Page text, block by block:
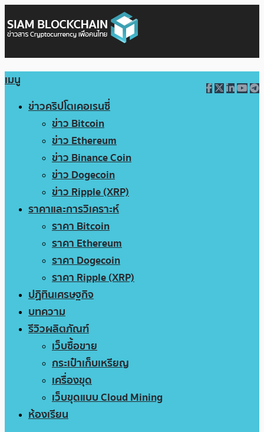
เมนู
ข่าวคริปโตเคอเรนซี่
ข่าว Bitcoin
ข่าว Ethereum
ข่าว Binance Coin
ข่าว Dogecoin
ข่าว Ripple (XRP)
ราคาและการวิเคราะห์
ราคา Bitcoin
ราคา Ethereum
ราคา Dogecoin
ราคา Ripple (XRP)
ปฏิทินเศรษฐกิจ
บทความ
รีวิวผลิตภัณฑ์
เว็บซื้อขาย
กระเป๋าเก็บเหรียญ
เครื่องขุด
เว็บขุดแบบ Cloud Mining
ห้องเรียน